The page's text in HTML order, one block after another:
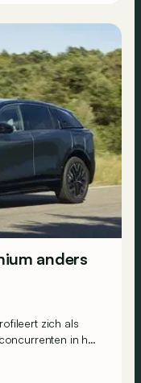
anders
zich als
in het